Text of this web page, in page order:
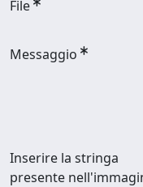
File
Messaggio
Inserire la stringa
presente